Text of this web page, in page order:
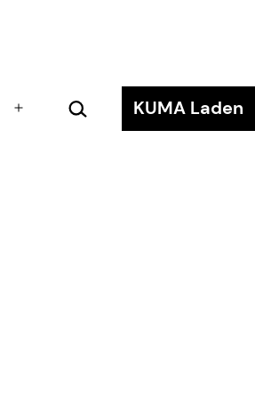
Suchen … KUMA Laden